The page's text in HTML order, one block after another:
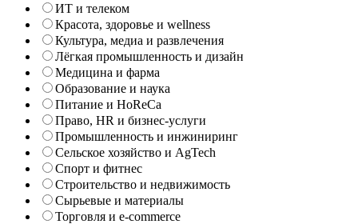
ИТ и телеком
Красота, здоровье и wellness
Культура, медиа и развлечения
Лёгкая промышленность и дизайн
Медицина и фарма
Образование и наука
Питание и HoReCa
Право, HR и бизнес-услуги
Промышленность и инжиниринг
Сельское хозяйство и AgTech
Спорт и фитнес
Строительство и недвижимость
Сырьевые и материалы
Торговля и e-commerce